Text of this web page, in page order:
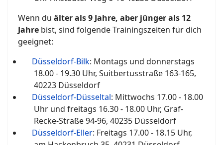
Wenn du älter als 9 Jahre, aber jünger als 12
Jahre bist, sind folgende Trainingszeiten für dich
geeignet:
Düsseldorf-Bilk: Montags und donnerstags
18.00 - 19.30 Uhr, Suitbertusstraße 163-165,
40223 Düsseldorf
Düsseldorf-Düsseltal: Mittwochs 17.00 - 18.00
Uhr und freitags 16.30 - 18.00 Uhr, Graf-
Recke-Straße 94-96, 40235 Düsseldorf
Düsseldorf-Eller: Freitags 17.00 - 18.15 Uhr,